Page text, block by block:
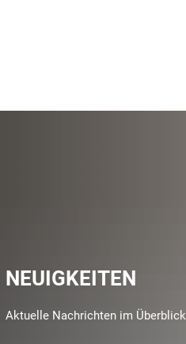
NEUIGKEITEN
Aktuelle Nachrichten im Überblick